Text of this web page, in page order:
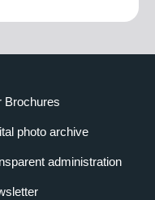
Brochures
photo archive
administration